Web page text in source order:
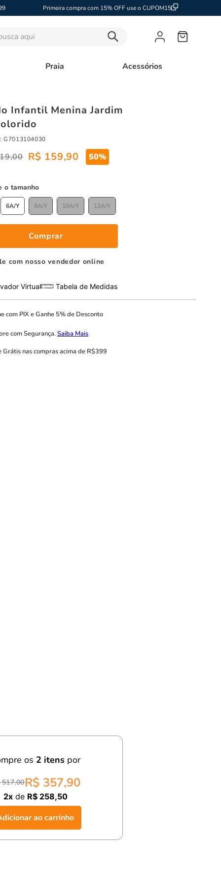
Primeira compra com 15% OFF use o CUPOM15
aqui
Praia Acessórios
Infantil Menina Jardim
:G7013104030
,00 R$ 159,90 50%
tamanho
6A/Y 8A/Y 10A/Y 12A/Y
Comprar
com nosso vendedor online
Virtual Tabela de Medidas
com PIX eGanhe 5% de Desconto
comSegurança.Saiba Mais
Grátis nas compras acima de R$399
os 2 itenspor
517,00R$ 357,90
2xde R$ 258,50
ao carrinho